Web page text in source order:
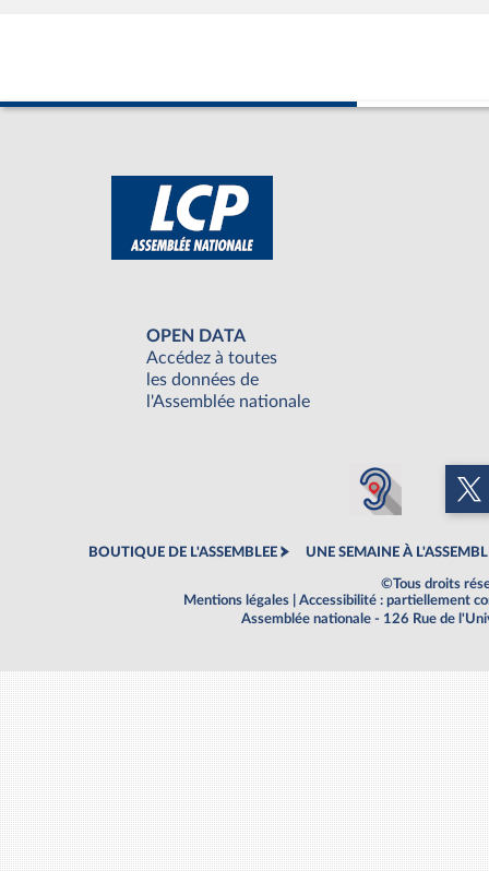
OPEN DATA
Accédez à toutes
les données de
l'Assemblée nationale
BOUTIQUE DE L'ASSEMBLEE UNE SEMAINE À
©Tous droits
Mentions légales
Accessibilité : partiellement
Assemblée nationale - 126 Rue de